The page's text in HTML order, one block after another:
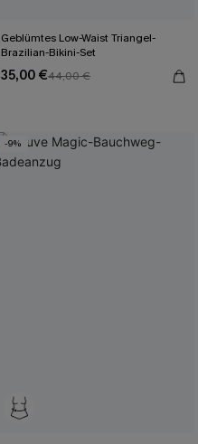
Geblümtes Low-Waist Triangel-
Brazilian-Bikini-Set
35,00 €44,00 €
-9%